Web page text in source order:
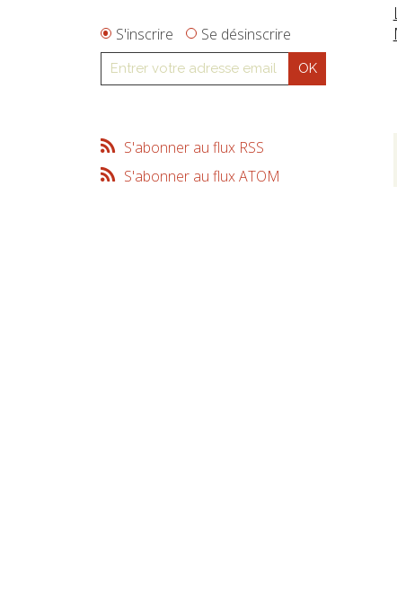
S'inscrire Se désinscrire
S'abonner au flux RSS
S'abonner au flux ATOM